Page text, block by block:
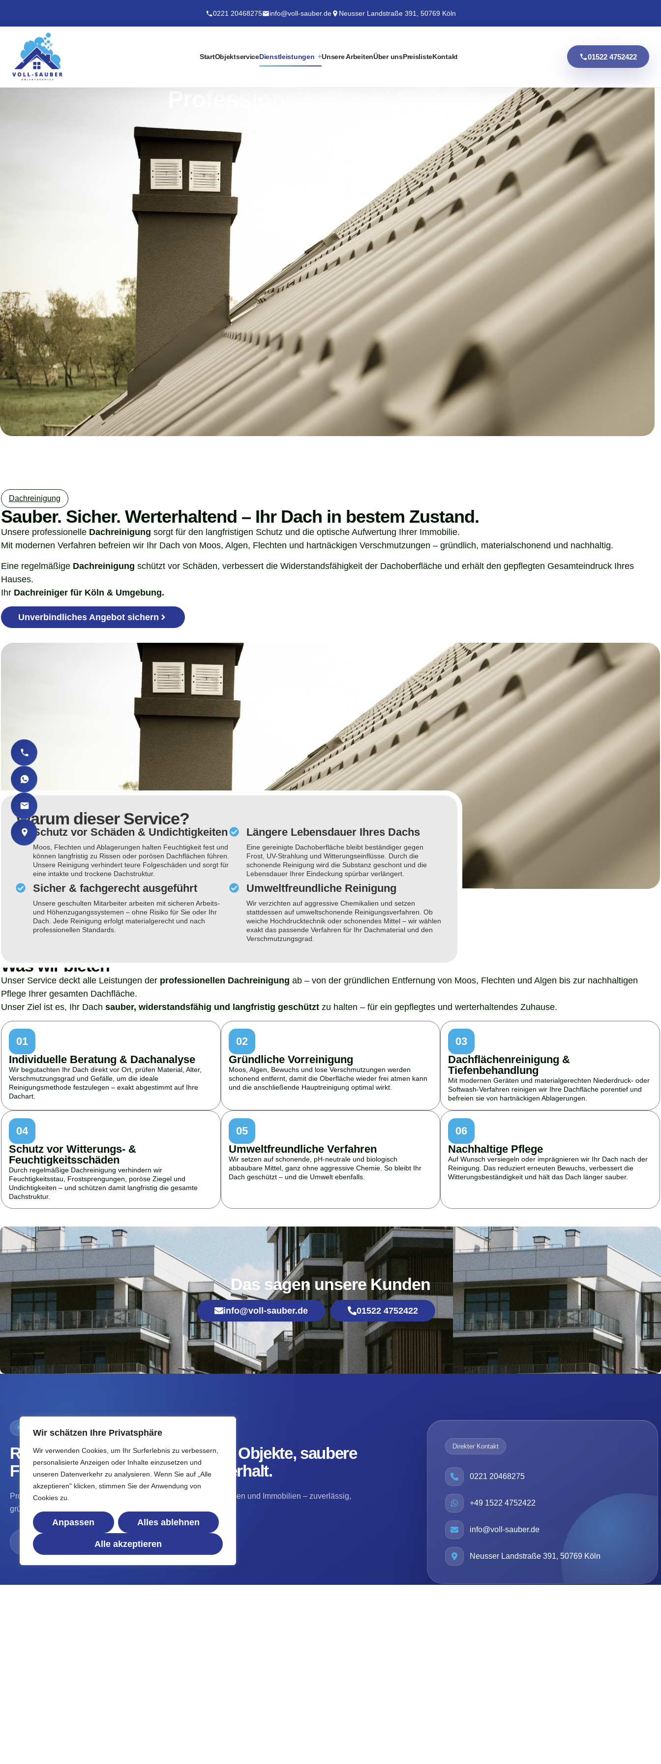
Wir schätzen Ihre Privatsphäre
Wir verwenden Cookies, um Ihr Surferlebnis zu verbessern,
personalisierte Anzeigen oder Inhalte einzusetzen und
unseren Datenverkehr zu analysieren. Wenn Sie auf „Alle
akzeptieren" klicken, stimmen Sie der Anwendung von
Cookies zu.
Anpassen Alles ablehnen
Alle akzeptieren
0221 20468275 info@voll-sauber.de Neusser Landstraße 391, 50769 Köln
StartObjektserviceDienstleistungen Unsere ArbeitenÜber unsPreislisteKontakt 01522 4752422
Dachreinigung​
Sauber. Sicher. Werterhaltend – Ihr Dach in bestem Zustand.
Unsere professionelle Dachreinigung sorgt für den langfristigen Schutz und die optische Aufwertung Ihrer Immobilie.
Mit modernen Verfahren befreien wir Ihr Dach von Moos, Algen, Flechten und hartnäckigen Verschmutzungen – gründlich, materialschonend und nachhaltig.
Eine regelmäßige Dachreinigung schützt vor Schäden, verbessert die Widerstandsfähigkeit der Dachoberfläche und erhält den gepflegten Gesamteindruck Ihres
Hauses.
Ihr Dachreiniger für Köln & Umgebung.
Unverbindliches Angebot sichern
Warum dieser Service?
Schutz vor Schäden & Undichtigkeiten
Moos, Flechten und Ablagerungen halten Feuchtigkeit fest und
können langfristig zu Rissen oder porösen Dachflächen führen.
Unsere Reinigung verhindert teure Folgeschäden und sorgt für
eine intakte und trockene Dachstruktur.
Sicher & fachgerecht ausgeführt
Unsere geschulten Mitarbeiter arbeiten mit sicheren Arbeits-
und Höhenzugangssystemen – ohne Risiko für Sie oder Ihr
Dach. Jede Reinigung erfolgt materialgerecht und nach
professionellen Standards.
Längere Lebensdauer Ihres Dachs
Eine gereinigte Dachoberfläche bleibt beständiger gegen
Frost, UV-Strahlung und Witterungseinflüsse. Durch die
schonende Reinigung wird die Substanz geschont und die
Lebensdauer Ihrer Eindeckung spürbar verlängert.
Umweltfreundliche Reinigung
Wir verzichten auf aggressive Chemikalien und setzen
stattdessen auf umweltschonende Reinigungsverfahren. Ob
weiche Hochdrucktechnik oder schonendes Mittel – wir wählen
exakt das passende Verfahren für Ihr Dachmaterial und den
Verschmutzungsgrad.
Was wir bieten
Unser Service deckt alle Leistungen der professionellen Dachreinigung ab – von der gründlichen Entfernung von Moos, Flechten und Algen bis zur nachhaltigen
Pflege Ihrer gesamten Dachfläche.
Unser Ziel ist es, Ihr Dach sauber, widerstandsfähig und langfristig geschützt zu halten – für ein gepflegtes und werterhaltendes Zuhause.
01
Individuelle Beratung & Dachanalyse
Wir begutachten Ihr Dach direkt vor Ort, prüfen Material, Alter,
Verschmutzungsgrad und Gefälle, um die ideale
Reinigungsmethode festzulegen – exakt abgestimmt auf Ihre
Dachart.
02
Gründliche Vorreinigung
Moos, Algen, Bewuchs und lose Verschmutzungen werden
schonend entfernt, damit die Oberfläche wieder frei atmen kann
und die anschließende Hauptreinigung optimal wirkt.
03
Dachflächenreinigung &
Tiefenbehandlung
Mit modernen Geräten und materialgerechten Niederdruck- oder
Softwash-Verfahren reinigen wir Ihre Dachfläche porentief und
befreien sie von hartnäckigen Ablagerungen.
04
Schutz vor Witterungs- &
Feuchtigkeitsschäden
Durch regelmäßige Dachreinigung verhindern wir
Feuchtigkeitsstau, Frostsprengungen, poröse Ziegel und
Undichtigkeiten – und schützen damit langfristig die gesamte
Dachstruktur.
05
Umweltfreundliche Verfahren
Wir setzen auf schonende, pH-neutrale und biologisch
abbaubare Mittel, ganz ohne aggressive Chemie. So bleibt Ihr
Dach geschützt – und die Umwelt ebenfalls.
06
Nachhaltige Pflege
Auf Wunsch versiegeln oder imprägnieren wir Ihr Dach nach der
Reinigung. Das reduziert erneuten Bewuchs, verbessert die
Witterungsbeständigkeit und hält das Dach länger sauber.
Das sagen unsere Kunden
info@voll-sauber.de 01522 4752422
Reinigungsservice für gepflegte Objekte, saubere
Flächen und nachhaltigen Werterhalt.
Professionelle Reinigungslösungen für Privatkunden, Unternehmen und Immobilien – zuverlässig,
gründlich und persönlich betreut.
Unverbindliches Angebot sichern→
Direkter Kontakt
0221 20468275
+49 1522 4752422
info@voll-sauber.de
Neusser Landstraße 391, 50769 Köln